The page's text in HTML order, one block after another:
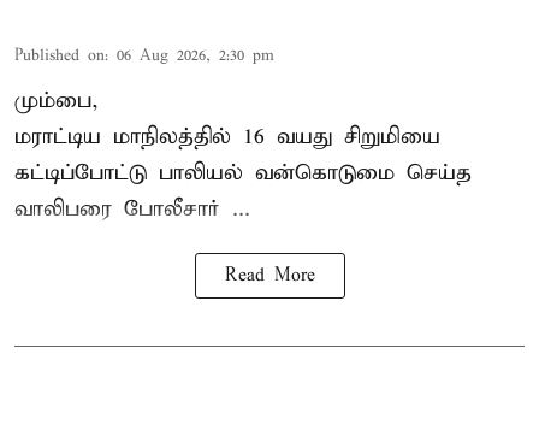
Published on: 06 Aug 2026, 2:30 pm
மும்பை,
மராட்டிய மாநிலத்தில் 16 வயது சிறுமியை
கட்டிப்போட்டு பாலியல் வன்கொடுமை செய்த
வாலிபரை போலீசார் ...
Read More